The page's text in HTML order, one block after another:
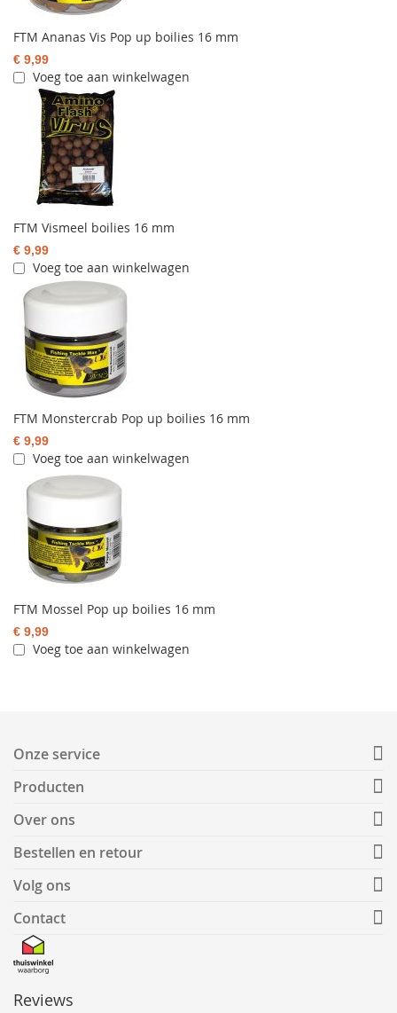
FTM Ananas Vis Pop up boilies 16 mm
€ 9,99
Voeg toe aan winkelwagen
FTM Vismeel boilies 16 mm
€ 9,99
Voeg toe aan winkelwagen
FTM Monstercrab Pop up boilies 16 mm
€ 9,99
Voeg toe aan winkelwagen
FTM Mossel Pop up boilies 16 mm
€ 9,99
Voeg toe aan winkelwagen
Onze service
Producten
Over ons
Bestellen en retour
Volg ons
Contact
Reviews